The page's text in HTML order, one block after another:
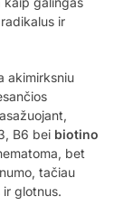
ir
akimirksniu
B6 bei biotino
bet
tačiau
glotnus.